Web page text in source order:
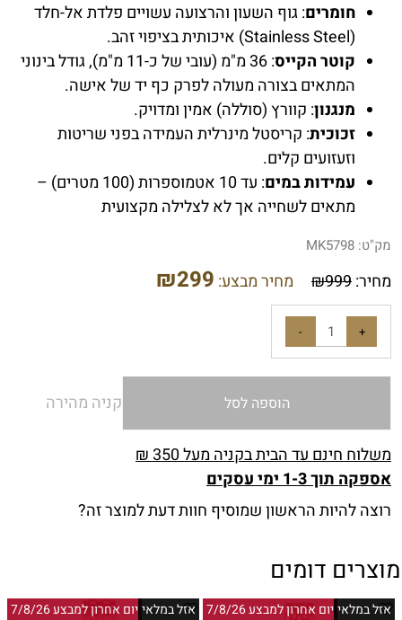
חומרים: גוף השעון והרצועה עשויים פלדת אל-חלד
(Stainless Steel) איכותית בציפוי זהב.
קוטר הקייס
: 36 מ"מ (עובי של כ-11 מ"מ), גודל בינוני
המתאים בצורה מעולה לפרק כף יד של אישה.
מנגנון: קוורץ (סוללה) אמין ומדויק.
זכוכית: קריסטל מינרלית העמידה בפני שריטות
וזעזועים קלים.
עמידות במים
: עד 10 אטמוספרות (100 מטרים) –
מתאים לשחייה אך לא לצלילה מקצועית
מק"ט: MK5798
מחיר: ₪999 מחיר מבצע: ₪299
הוספה לסל קניה מהירה
משלוח חינם עד הבית בקניה מעל 350 ₪
אספקה תוך 1-3 ימי עסקים
רוצה להיות הראשון שמוסיף חוות דעת למוצר זה?
מוצרים דומים
יום אחרון למבצע 7/8/26אזל במלאי יום אחרון למבצע 7/8/26אזל במלאי